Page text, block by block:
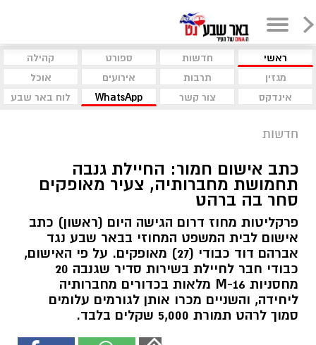
ראשי חדשות ספורט
קהילה
מגזין
תרבות אירועים
אוכל
אינדקס
צור קשר WhatsApp לוח באר שבע
חדשות
כתב אישום חמור: החיילת גנבה
תחמושת מחברותיה, צעיר מאופקים
סחר בה ברהט
פרקליטות מחוז דרום הגישה היום (ראשון) כתב
אישום לבית המשפט המחוזי בבאר שבע נגד
אברהם דוד כבודי (27) מאופקים. על פי האישום,
כבודי חבר לחיילת בשירות סדיר שגנבה 20
מחסניות M-16 מלאות בכדורים מחברותיה
ליחידה, והשניים מכרו אותן לגורמים עלומים
סמוך לרהט תמורת 5,000 שקלים בלבד.